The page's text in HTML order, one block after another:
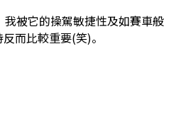
被它的操駕敏捷性及如賽車般
而比較重要(笑)。